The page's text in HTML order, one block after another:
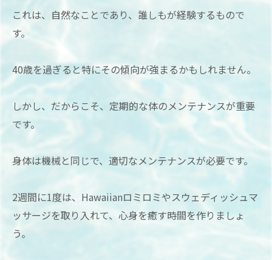
これは、自然なことであり、誰しもが経験するもので
す。
40歳を過ぎると特にその傾向が強まるかもしれません。
しかし、だからこそ、定期的な体のメンテナンスが重要
です。
身体は機械と同じで、適切なメンテナンスが必要です。
2週間に1度は、Hawaiianロミロミやスウェディッシュマ
ッサージを取り入れて、心身を癒す時間を作りましょ
う。